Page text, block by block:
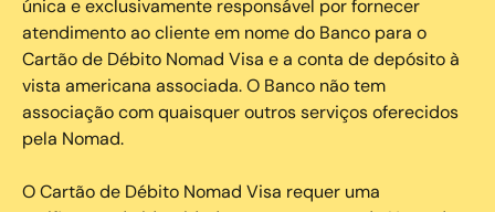
única e exclusivamente responsável por fornecer
atendimento ao cliente em nome do Banco para o
Cartão de Débito Nomad Visa e a conta de depósito à
vista americana associada. O Banco não tem
associação com quaisquer outros serviços oferecidos
pela Nomad.
O Cartão de Débito Nomad Visa requer uma